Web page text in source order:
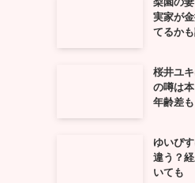
実家が
てるか
桜井ユ
の噂は
年齢差も
ゆいぴ
違う？
いても